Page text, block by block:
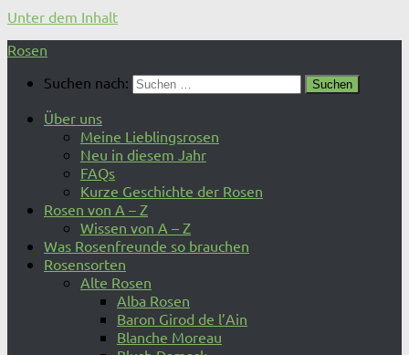
Unter dem Inhalt
Rosen
Suchen nach:
Über uns
Meine Lieblingsrosen
Neu in diesem Jahr
FAQs
Kurze Geschichte der Rosen
Rosen von A – Z
Wissen von A – Z
Was Rosenfreunde so brauchen
Rosensorten
Alte Rosen
Alba Rosen
Baron Girod de l’Ain
Blanche Moreau